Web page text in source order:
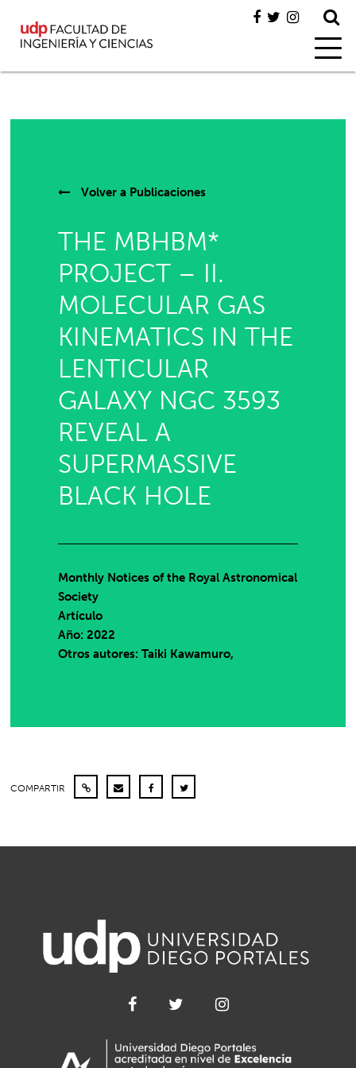
Volver a Publicaciones
THE MBHBM*
PROJECT – II.
MOLECULAR GAS
KINEMATICS IN THE
LENTICULAR
GALAXY NGC 3593
REVEAL A
SUPERMASSIVE
BLACK HOLE
Monthly Notices of the Royal Astronomical
Society
Artículo
Año: 2022
Otros autores: Taiki Kawamuro,
COMPARTIR